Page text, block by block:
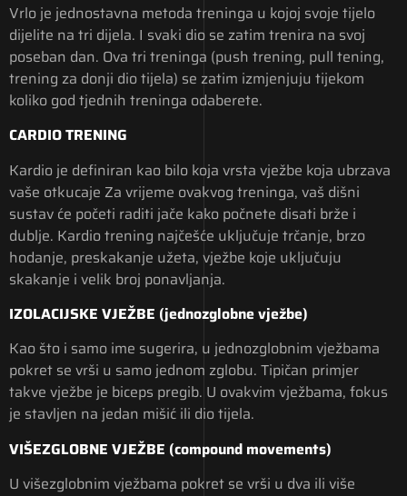
Vrlo je jednostavna metoda treninga u kojoj svoje tijelo
dijelite na tri dijela. I svaki dio se zatim trenira na svoj
poseban dan. Ova tri treninga (push trening, pull tening,
trening za donji dio tijela) se zatim izmjenjuju tijekom
koliko god tjednih treninga odaberete.
CARDIO TRENING
Kardio je definiran kao bilo koja vrsta vježbe koja ubrzava
vaše otkucaje Za vrijeme ovakvog treninga, vaš dišni
sustav će početi raditi jače kako počnete disati brže i
dublje. Kardio trening najčešće uključuje trčanje, brzo
hodanje, preskakanje užeta, vježbe koje uključuju
skakanje i velik broj ponavljanja.
IZOLACIJSKE VJEŽBE (jednozglobne vježbe)
Kao što i samo ime sugerira, u jednozglobnim vježbama
pokret se vrši u samo jednom zglobu. Tipičan primjer
takve vježbe je biceps pregib. U ovakvim vježbama, fokus
je stavljen na jedan mišić ili dio tijela.
VIŠEZGLOBNE VJEŽBE (compound movements)
U višezglobnim vježbama pokret se vrši u dva ili više